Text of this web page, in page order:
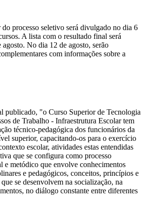
processo seletivo será divulgado no dia 6
A lista com o resultado final será
No dia 12 de agosto, serão
com informações sobre a
publicado, "o Curso Superior de Tecnologia
de Trabalho - Infraestrutura Escolar tem
técnico-pedagógica dos funcionários da
superior, capacitando-os para o exercício
escolar, atividades estas entendidas
que se configura como processo
e metódico que envolve conhecimentos
e pedagógicos, conceitos, princípios e
se desenvolvem na socialização, na
no diálogo constante entre diferentes